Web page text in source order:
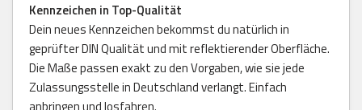
Kennzeichen in Top-Qualität
Dein neues Kennzeichen bekommst du natürlich in
geprüfter DIN Qualität und mit reflektierender Oberfläche.
Die Maße passen exakt zu den Vorgaben, wie sie jede
Zulassungsstelle in Deutschland verlangt. Einfach